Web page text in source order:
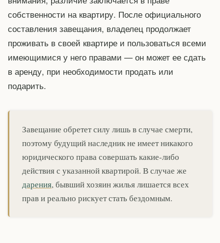
собственности на квартиру. После официального
составления завещания, владелец продолжает
проживать в своей квартире и пользоваться всеми
имеющимися у него правами — он может ее сдать
в аренду, при необходимости продать или
подарить.
Завещание обретет силу лишь в случае смерти,
поэтому будущий наследник не имеет никакого
юридического права совершать какие-либо
действия с указанной квартирой. В случае же
дарения, бывший хозяин жилья лишается всех
прав и реально рискует стать бездомным.